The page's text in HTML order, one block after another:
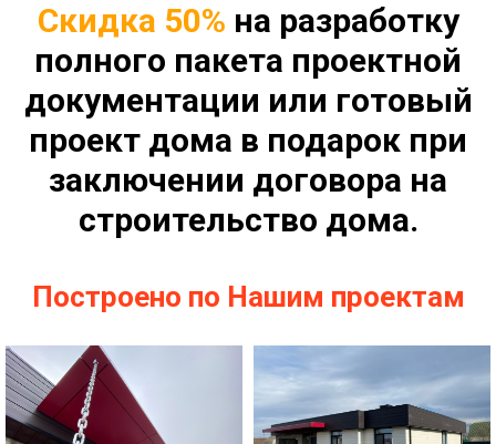
Скидка 50% на разработку
полного пакета проектной
документации или готовый
проект дома в подарок при
заключении договора на
строительство дома.
Построено по Нашим проектам